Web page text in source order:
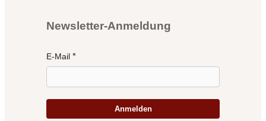
Newsletter-Anmeldung
E-Mail
Anmelden